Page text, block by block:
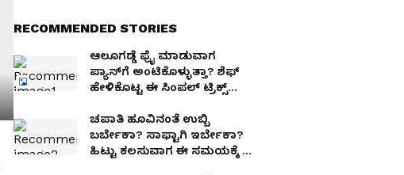
RECOMMENDED STORIES
ಆಲೂಗಡ್ಡೆ ಫ್ರೈ ಮಾಡುವಾಗ
ಪ್ಯಾನ್‌ಗೆ ಅಂಟಿಕೊಳ್ಳುತ್ತಾ? ಶೆಫ್
ಹೇಳಿಕೊಟ್ಟ ಈ ಸಿಂಪಲ್ ಟ್ರಿಕ್ಸ್
ಚಪಾತಿ ಹೂವಿನಂತೆ ಉಬ್ಬಿ
ಬರ್ಬೇಕಾ? ಸಾಫ್ಟಾಗಿ ಇರ್ಬೇಕಾ?
ಹಿಟ್ಟು ಕಲಸುವಾಗ ಈ ಸಮಯಕ್ಕೆ 1